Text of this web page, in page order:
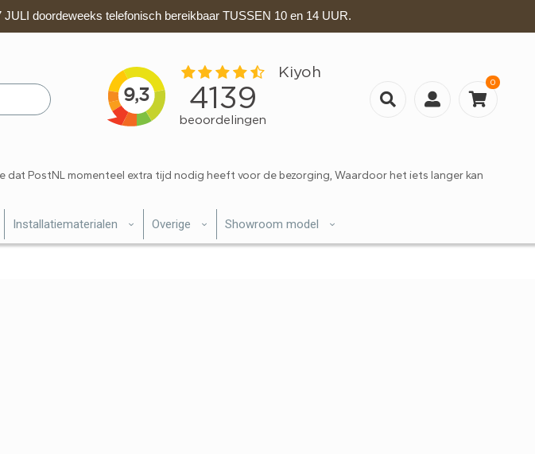
doordeweeks telefonisch bereikbaar TUSSEN 10 en 14 UUR.
0
PostNL momenteel extra tijd nodig heeft voor de bezorging, Waardoor het iets langer kan
Installatiematerialen Overige Showroom model